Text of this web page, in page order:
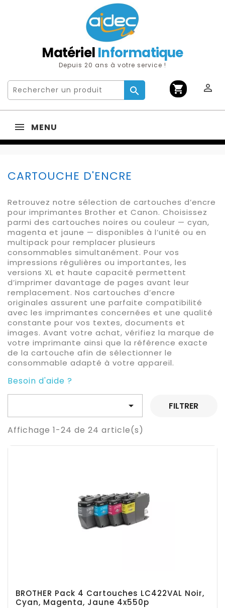
MatérielInformatique
Depuis 20 ans à votre service !
 shopping_cart 
MENU
CARTOUCHE D'ENCRE
Retrouvez notre sélection de cartouches d’encre
pour imprimantes Brother et Canon. Choisissez
parmi des cartouches noires ou couleur — cyan,
magenta et jaune — disponibles à l’unité ou en
multipack pour remplacer plusieurs
consommables simultanément. Pour vos
impressions régulières ou importantes, les
versions XL et haute capacité permettent
d’imprimer davantage de pages avant leur
remplacement. Nos cartouches d’encre
originales assurent une parfaite compatibilité
avec les imprimantes concernées et une qualité
constante pour vos textes, documents et
images. Avant votre achat, vérifiez la marque de
votre imprimante ainsi que la référence exacte
de la cartouche afin de sélectionner le
consommable adapté à votre appareil.
Besoin d'aide ?
 FILTRER
Affichage 1-24 de 24 article(s)
BROTHER Pack 4 Cartouches LC422VAL Noir,
Cyan, Magenta, Jaune 4x550p